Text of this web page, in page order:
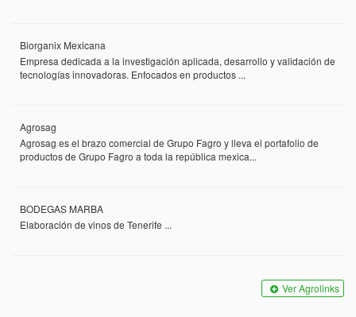
Biorganix Mexicana
Empresa dedicada a la investigación aplicada, desarrollo y validación de
tecnologías innovadoras. Enfocados en productos ...
Agrosag
Agrosag es el brazo comercial de Grupo Fagro y lleva el portafolio de
productos de Grupo Fagro a toda la república mexica...
BODEGAS MARBA
Elaboración de vinos de Tenerife ...
Ver Agrolinks